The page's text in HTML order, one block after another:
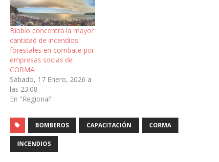
Biobío concentra la mayor
cantidad de incendios
forestales en combate por
empresas socias de
CORMA
Sábado, 17 Enero, 2026 a
las 23:08
En "Regional"
BOMBEROS CAPACITACIÓN CORMA
INCENDIOS